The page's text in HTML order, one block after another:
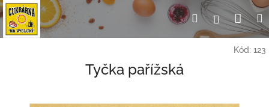
Přejít
na
obsah
HledatPřihlášení
Kód: 123
Tyčka pařížská